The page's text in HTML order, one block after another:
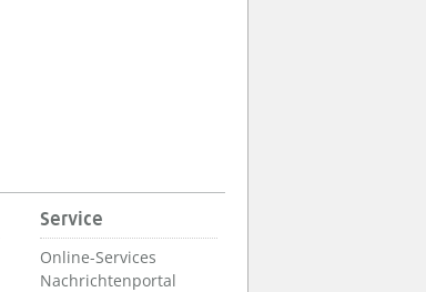
Service
Online-Services
Nachrichtenportal